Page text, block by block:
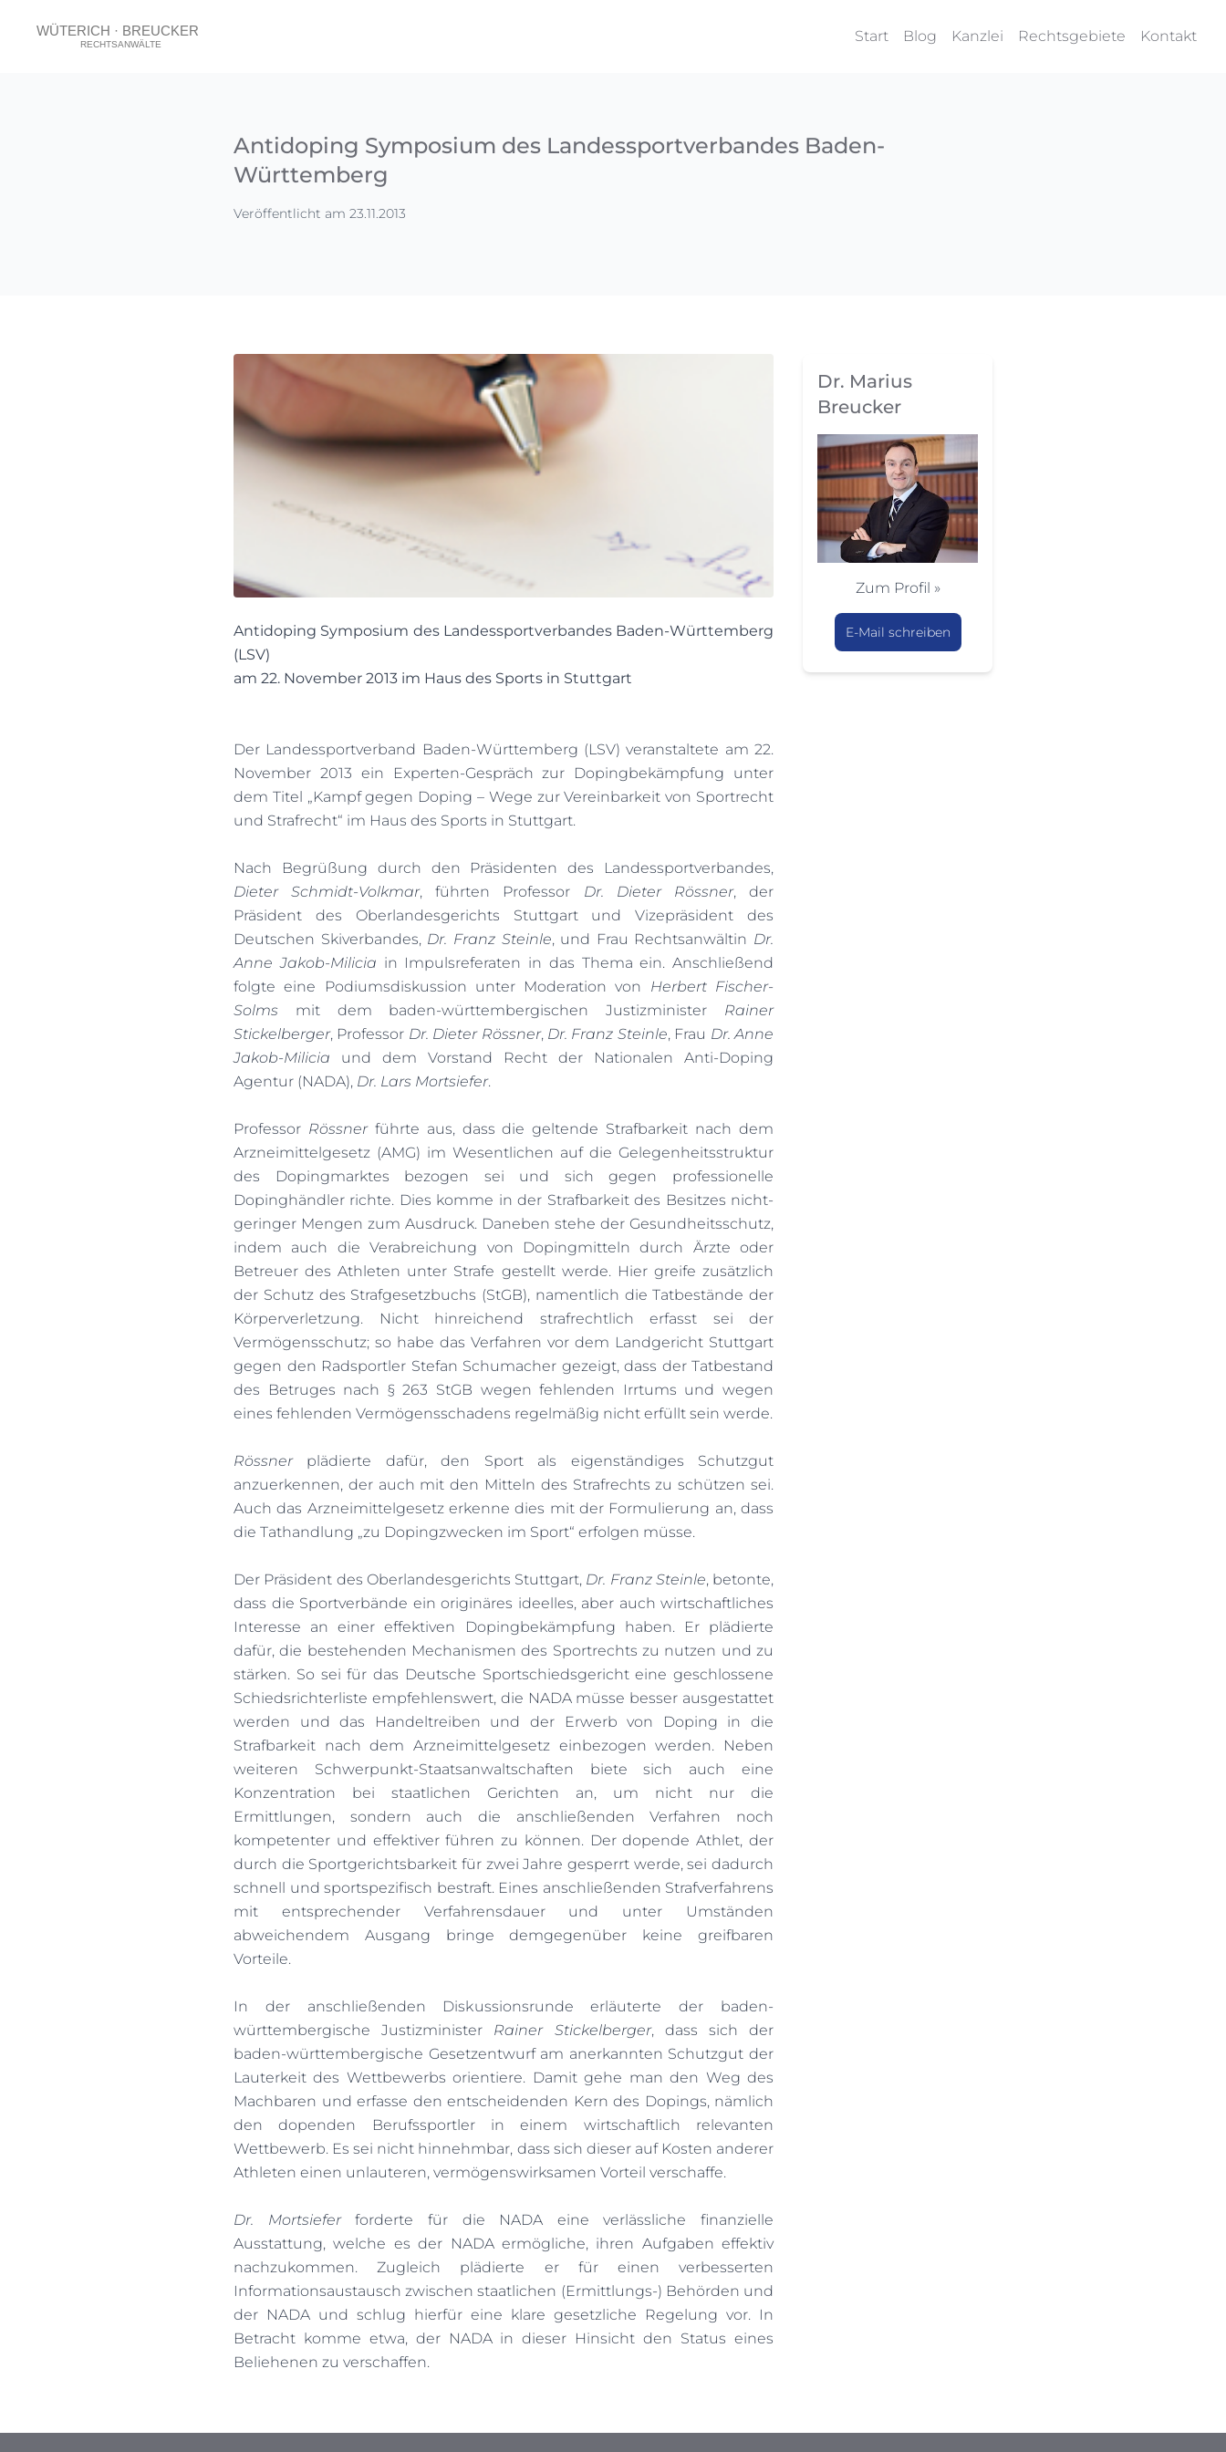
Start Blog Kanzlei Rechtsgebiete Kontakt
Antidoping Symposium des Landessportverbandes Baden-
Württemberg
Veröffentlicht am 23.11.2013
Antidoping Symposium des Landessportverbandes Baden-Württemberg
(LSV)
am 22. November 2013 im Haus des Sports in Stuttgart
Der Landessportverband Baden-Württemberg (LSV) veranstaltete am 22.
November 2013 ein Experten-Gespräch zur Dopingbekämpfung unter
dem Titel „Kampf gegen Doping – Wege zur Vereinbarkeit von Sportrecht
und Strafrecht“ im Haus des Sports in Stuttgart.
Nach Begrüßung durch den Präsidenten des Landessportverbandes,
Dieter Schmidt-Volkmar, führten Professor Dr. Dieter Rössner, der
Präsident des Oberlandesgerichts Stuttgart und Vizepräsident des
Deutschen Skiverbandes, Dr. Franz Steinle, und Frau Rechtsanwältin Dr.
Anne Jakob-Milicia in Impulsreferaten in das Thema ein. Anschließend
folgte eine Podiumsdiskussion unter Moderation von Herbert Fischer-
Solms mit dem baden-württembergischen Justizminister Rainer
Stickelberger, Professor Dr. Dieter Rössner, Dr. Franz Steinle, Frau Dr. Anne
Jakob-Milicia und dem Vorstand Recht der Nationalen Anti-Doping
Agentur (NADA), Dr. Lars Mortsiefer.
Professor Rössner führte aus, dass die geltende Strafbarkeit nach dem
Arzneimittelgesetz (AMG) im Wesentlichen auf die Gelegenheitsstruktur
des Dopingmarktes bezogen sei und sich gegen professionelle
Dopinghändler richte. Dies komme in der Strafbarkeit des Besitzes nicht-
geringer Mengen zum Ausdruck. Daneben stehe der Gesundheitsschutz,
indem auch die Verabreichung von Dopingmitteln durch Ärzte oder
Betreuer des Athleten unter Strafe gestellt werde. Hier greife zusätzlich
der Schutz des Strafgesetzbuchs (StGB), namentlich die Tatbestände der
Körperverletzung. Nicht hinreichend strafrechtlich erfasst sei der
Vermögensschutz; so habe das Verfahren vor dem Landgericht Stuttgart
gegen den Radsportler Stefan Schumacher gezeigt, dass der Tatbestand
des Betruges nach § 263 StGB wegen fehlenden Irrtums und wegen
eines fehlenden Vermögensschadens regelmäßig nicht erfüllt sein werde.
Rössnerplädierte dafür, den Sport als eigenständiges Schutzgut
anzuerkennen, der auch mit den Mitteln des Strafrechts zu schützen sei.
Auch das Arzneimittelgesetz erkenne dies mit der Formulierung an, dass
die Tathandlung „zu Dopingzwecken im Sport“ erfolgen müsse.
Der Präsident des Oberlandesgerichts Stuttgart, Dr. Franz Steinle, betonte,
dass die Sportverbände ein originäres ideelles, aber auch wirtschaftliches
Interesse an einer effektiven Dopingbekämpfung haben. Er plädierte
dafür, die bestehenden Mechanismen des Sportrechts zu nutzen und zu
stärken. So sei für das Deutsche Sportschiedsgericht eine geschlossene
Schiedsrichterliste empfehlenswert, die NADA müsse besser ausgestattet
werden und das Handeltreiben und der Erwerb von Doping in die
Strafbarkeit nach dem Arzneimittelgesetz einbezogen werden. Neben
weiteren Schwerpunkt-Staatsanwaltschaften biete sich auch eine
Konzentration bei staatlichen Gerichten an, um nicht nur die
Ermittlungen, sondern auch die anschließenden Verfahren noch
kompetenter und effektiver führen zu können. Der dopende Athlet, der
durch die Sportgerichtsbarkeit für zwei Jahre gesperrt werde, sei dadurch
schnell und sportspezifisch bestraft. Eines anschließenden Strafverfahrens
mit entsprechender Verfahrensdauer und unter Umständen
abweichendem Ausgang bringe demgegenüber keine greifbaren
Vorteile.
In der anschließenden Diskussionsrunde erläuterte der baden-
württembergische Justizminister Rainer Stickelberger, dass sich der
baden-württembergische Gesetzentwurf am anerkannten Schutzgut der
Lauterkeit des Wettbewerbs orientiere. Damit gehe man den Weg des
Machbaren und erfasse den entscheidenden Kern des Dopings, nämlich
den dopenden Berufssportler in einem wirtschaftlich relevanten
Wettbewerb. Es sei nicht hinnehmbar, dass sich dieser auf Kosten anderer
Athleten einen unlauteren, vermögenswirksamen Vorteil verschaffe.
Dr. Mortsieferforderte für die NADA eine verlässliche finanzielle
Ausstattung, welche es der NADA ermögliche, ihren Aufgaben effektiv
nachzukommen. Zugleich plädierte er für einen verbesserten
Informationsaustausch zwischen staatlichen (Ermittlungs-) Behörden und
der NADA und schlug hierfür eine klare gesetzliche Regelung vor. In
Betracht komme etwa, der NADA in dieser Hinsicht den Status eines
Beliehenen zu verschaffen.
Dr. Marius
Breucker
Zum Profil »
E-Mail schreiben